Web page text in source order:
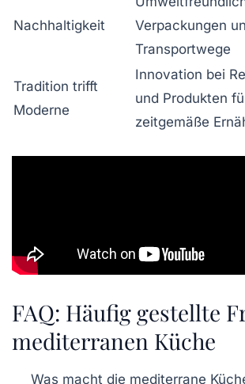
Nachhaltigkeit
Verpackungen
Transportwege
Tradition trifft
Moderne
Innovation bei
und Produkten
zeitgemäße
FAQ: Häufig gestellte
mediterranen Küche
Was macht die mediterrane